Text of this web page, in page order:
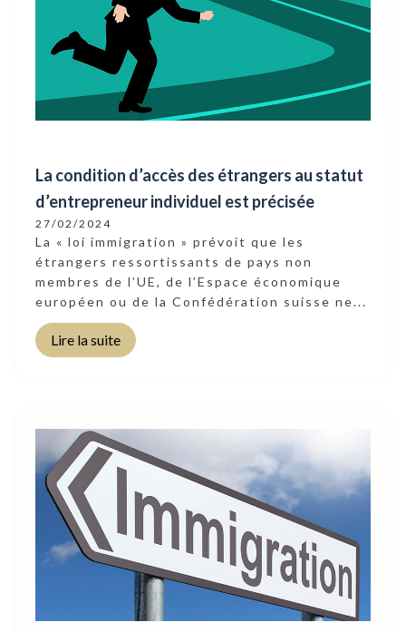
La condition d’accès des étrangers au statut
d’entrepreneur individuel est précisée
27/02/2024
La « loi immigration » prévoit que les
étrangers ressortissants de pays non
membres de l’UE, de l’Espace économique
européen ou de la Confédération suisse ne...
Lire la suite